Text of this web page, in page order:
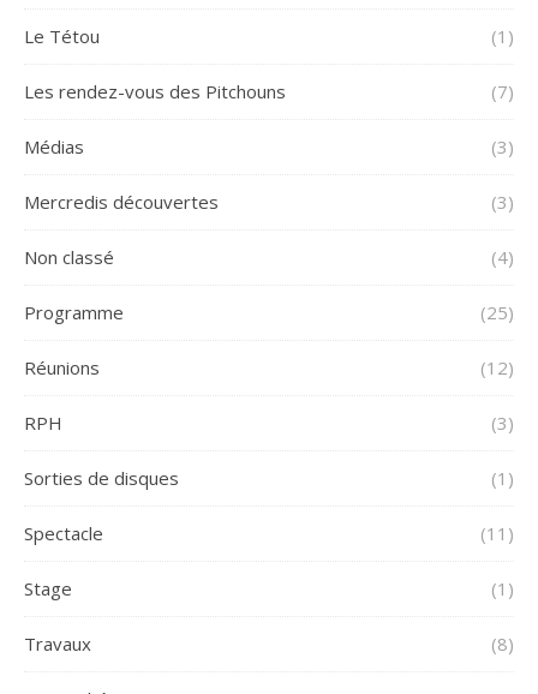
Le Tétou (1)
Les rendez-vous des Pitchouns (7)
Médias (3)
Mercredis découvertes (3)
Non classé (4)
Programme (25)
Réunions (12)
RPH (3)
Sorties de disques (1)
Spectacle (11)
Stage (1)
Travaux (8)